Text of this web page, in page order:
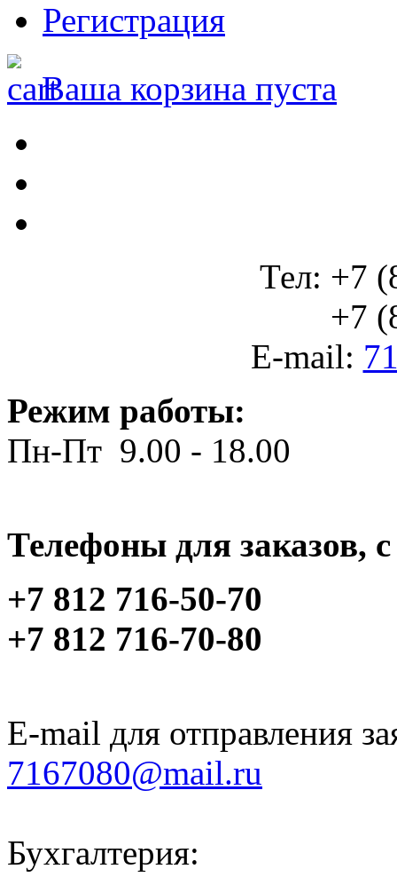
Регистрация
Ваша корзина пуста
Тел: +7
+7
E-mail:
Режим работы:
Пн-Пт 9.00 - 18.00
Телефоны для заказов,
+7 812 716-50-70
+7 812 716-70-80
E-mail для отправления
7167080@mail.ru
Бухгалтерия: